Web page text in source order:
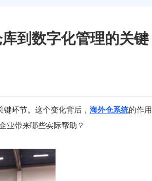
到数字化管理的关键
环节。这个变化背后， 海外仓系统的作用
业带来哪些实际帮助？